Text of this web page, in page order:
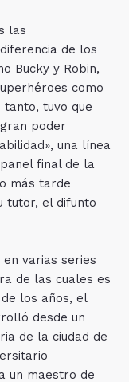
las
de los
Bucky y Robin,
como
tuvo que
poder
una línea
final de la
más tarde
tutor, el difunto
varias series
de las cuales es
los años, el
desde un
de la ciudad de
un maestro de